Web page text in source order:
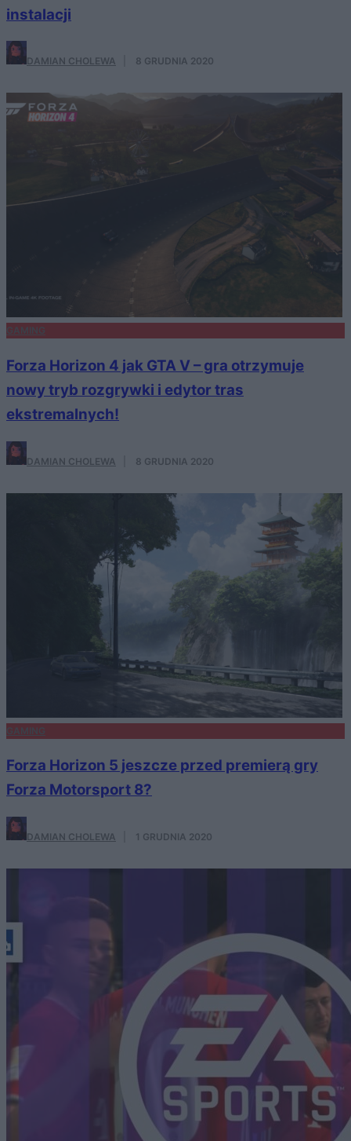
instalacji
DAMIAN CHOLEWA 8 GRUDNIA 2020
Forza Horizon 4 jak GTA V – gra otrzymuje
nowy tryb rozgrywki i edytor tras
ekstremalnych!
DAMIAN CHOLEWA 8 GRUDNIA 2020
Forza Horizon 5 jeszcze przed premierą gry
Forza Motorsport 8?
DAMIAN CHOLEWA 1 GRUDNIA 2020